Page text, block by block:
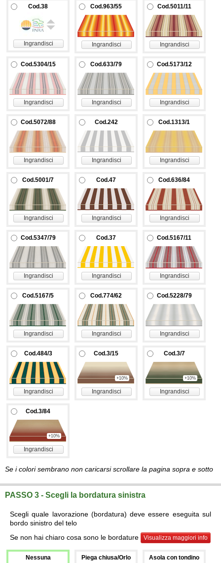
Cod.38
Ingrandisci
Cod.963/55
Ingrandisci
Cod.5011/11
Ingrandisci
Cod.5304/15
Ingrandisci
Cod.633/79
Ingrandisci
Cod.5173/12
Ingrandisci
Cod.5072/88
Ingrandisci
Cod.242
Ingrandisci
Cod.1313/1
Ingrandisci
Cod.5001/7
Ingrandisci
Cod.47
Ingrandisci
Cod.636/84
Ingrandisci
Cod.5347/79
Ingrandisci
Cod.37
Ingrandisci
Cod.5167/11
Ingrandisci
Cod.5167/5
Ingrandisci
Cod.774/62
Ingrandisci
Cod.5228/79
Ingrandisci
Cod.484/3
Ingrandisci
Cod.3/15
+10%
Ingrandisci
Cod.3/7
+10%
Ingrandisci
Cod.3/84
+10%
Ingrandisci
Se i colori sembrano non caricarsi scrollare la pagina sopra e sotto
PASSO 3 - Scegli la bordatura sinistra
Scegli quale lavorazione (bordatura) deve essere eseguita sul
bordo sinistro del telo
Se non hai chiaro cosa sono le bordature
Visualizza maggiori info
Nessuna Piega chiusa/Orlo Asola con tondino